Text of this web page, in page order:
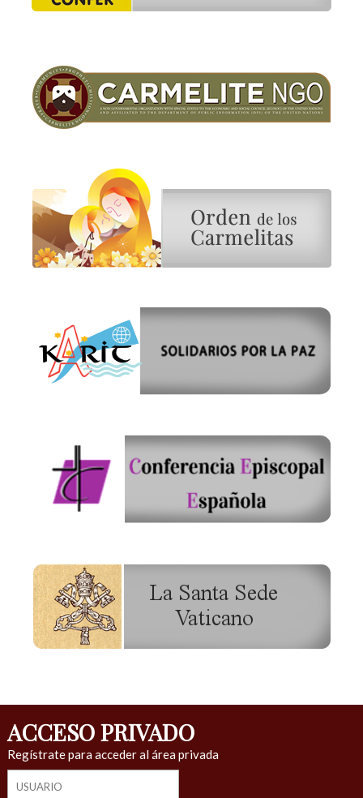
ACCESO PRIVADO
Regístrate para acceder al área privada